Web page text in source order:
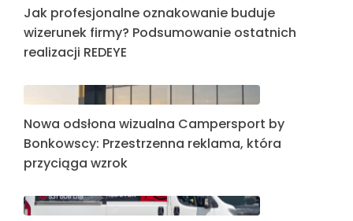
Jak profesjonalne oznakowanie buduje
wizerunek firmy? Podsumowanie ostatnich
realizacji REDEYE
Nowa odsłona wizualna Campersport by
Bonkowscy: Przestrzenna reklama, która
przyciąga wzrok